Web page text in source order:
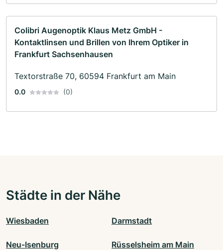
Colibri Augenoptik Klaus Metz GmbH -
Kontaktlinsen und Brillen von Ihrem Optiker in
Frankfurt Sachsenhausen
Textorstraße 70, 60594 Frankfurt am Main
0.0 (0)
Städte in der Nähe
Wiesbaden Darmstadt
Neu-Isenburg Rüsselsheim am Main